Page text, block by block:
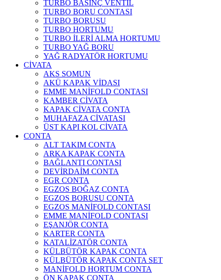
TURBO BASINÇ VENTİL
TURBO BORU CONTASI
TURBO BORUSU
TURBO HORTUMU
TURBO İLERİ ALMA HORTUMU
TURBO YAĞ BORU
YAĞ RADYATÖR HORTUMU
CİVATA
AKS SOMUN
AKÜ KAPAK VİDASI
EMME MANİFOLD CONTASI
KAMBER CİVATA
KAPAK CİVATA CONTA
MUHAFAZA CİVATASI
ÜST KAPI KOL CİVATA
CONTA
ALT TAKIM CONTA
ARKA KAPAK CONTA
BAĞLANTI CONTASI
DEVİRDAİM CONTA
EGR CONTA
EGZOS BOĞAZ CONTA
EGZOS BORUSU CONTA
EGZOS MANİFOLD CONTASI
EMME MANİFOLD CONTASI
EŞANJÖR CONTA
KARTER CONTA
KATALİZATÖR CONTA
KÜLBÜTÖR KAPAK CONTA
KÜLBÜTÖR KAPAK CONTA SET
MANİFOLD HORTUM CONTA
ÖN KAPAK CONTA